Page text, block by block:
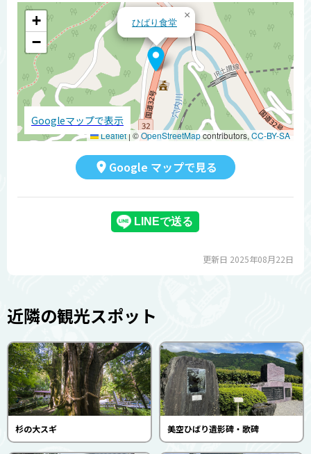
ひばり食堂
×
+
−
Leaflet | ©OpenStreetMapcontributors,CC-BY-SA
Googleマップで表示
Google マップで見る
更新日 2025年08月22日
近隣の観光スポット
杉の大スギ 美空ひばり遺影碑・歌碑